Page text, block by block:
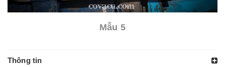
Mẫu 5
Thông tin